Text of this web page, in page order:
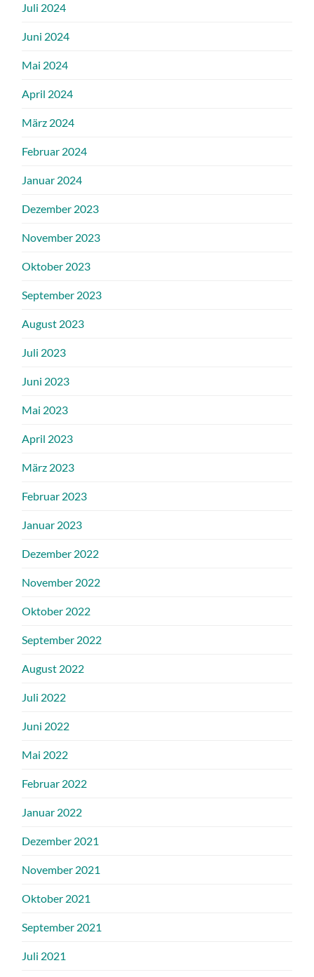
Juli 2024
Juni 2024
Mai 2024
April 2024
März 2024
Februar 2024
Januar 2024
Dezember 2023
November 2023
Oktober 2023
September 2023
August 2023
Juli 2023
Juni 2023
Mai 2023
April 2023
März 2023
Februar 2023
Januar 2023
Dezember 2022
November 2022
Oktober 2022
September 2022
August 2022
Juli 2022
Juni 2022
Mai 2022
Februar 2022
Januar 2022
Dezember 2021
November 2021
Oktober 2021
September 2021
Juli 2021